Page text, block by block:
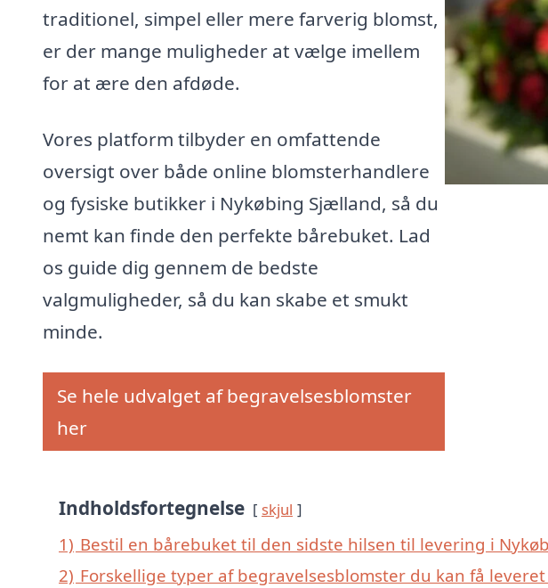
traditionel, simpel eller mere farverig blomst,
er der mange muligheder at vælge imellem
for at ære den afdøde.
Vores platform tilbyder en omfattende
oversigt over både online blomsterhandlere
og fysiske butikker i Nykøbing Sjælland, så du
nemt kan finde den perfekte bårebuket. Lad
os guide dig gennem de bedste
valgmuligheder, så du kan skabe et smukt
minde.
Se hele udvalget af begravelsesblomster
her
Indholdsfortegnelse skjul
1) Bestil en bårebuket til den sidste hilsen til levering i
2) Forskellige typer af begravelsesblomster du kan få